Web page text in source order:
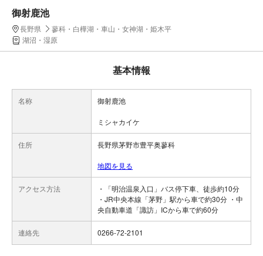
御射鹿池
長野県
蓼科・白樺湖・車山・女神湖・姫木平
湖沼・湿原
基本情報
名称 御射鹿池
ミシャカイケ
住所 長野県茅野市豊平奥蓼科
地図を見る
アクセス方法
・「明治温泉入口」バス停下車、徒歩約10分
・JR中央本線「茅野」駅から車で約30分 ・中
央自動車道「諏訪」ICから車で約60分
連絡先 0266-72-2101